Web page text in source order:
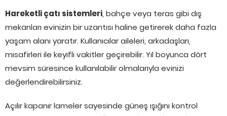
Hareketli çatı sistemleri, bahçe veya teras gibi dış
mekanları evinizin bir uzantısı haline getirerek daha fazla
yaşam alanı yaratır. Kullanıcılar aileleri, arkadaşları,
misafirleri ile keyifli vakitler geçirebilir. Yıl boyunca dört
mevsim süresince kullanılabilir olmalarıyla evinizi
değerlendirebilirsiniz.
Açılır kapanır lameler sayesinde güneş ışığını kontrol